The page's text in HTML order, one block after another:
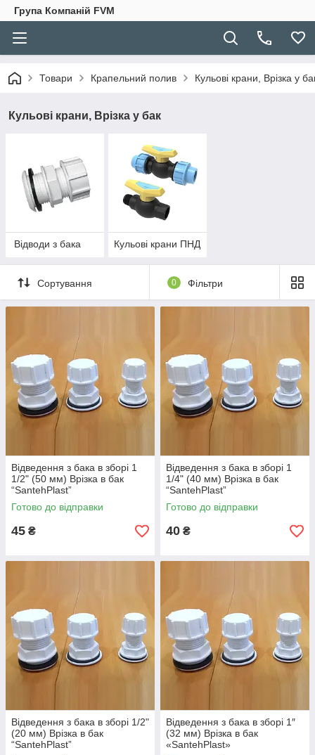
Група Компаній FVM
Товари Крапельний полив Кульові крани, Врізка у
Кульові крани, Врізка у бак
Відводи з бака Кульові крани ПНД
Сортування 0 Фільтри
Відведення з бака в зборі 1
1/2" (50 мм) Врізка в бак
“SantehPlast”
Готово до відправки
45 ₴
Відведення з бака в зборі 1
1/4" (40 мм) Врізка в бак
“SantehPlast”
Готово до відправки
40 ₴
Відведення з бака в зборі 1/2"
(20 мм) Врізка в бак
“SantehPlast”
Відведення з бака в зборі 1″
(32 мм) Врізка в бак
«SantehPlast»